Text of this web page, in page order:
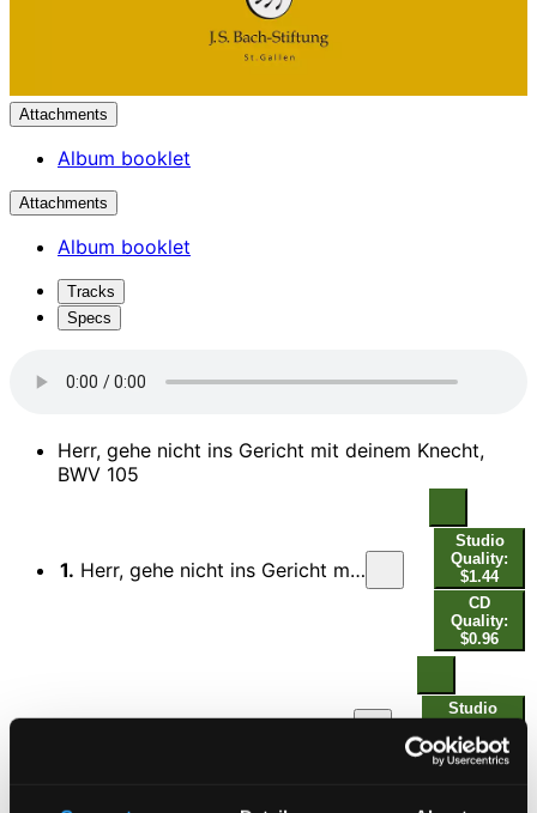
Attachments
Album booklet
Attachments
Album booklet
Tracks
Specs
Herr, gehe nicht ins Gericht mit deinem Knecht,
BWV 105
1. Herr, gehe nicht ins Gericht mit deinem Knecht, BWV 105: No. 1, Herr, gehe nicht ins Gericht mit deinem Knecht (Live)
Studio
Quality:
$1.44
CD
Quality:
$0.96
Studio
$0.29
CD Quality: